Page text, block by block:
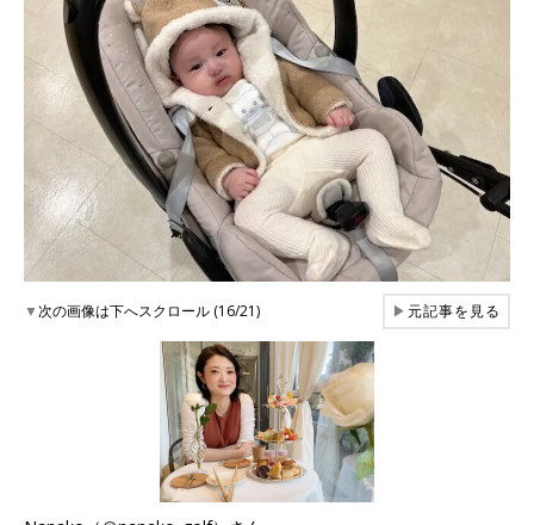
▼次の画像は下へスクロール (16/21) ▶元記事を見る